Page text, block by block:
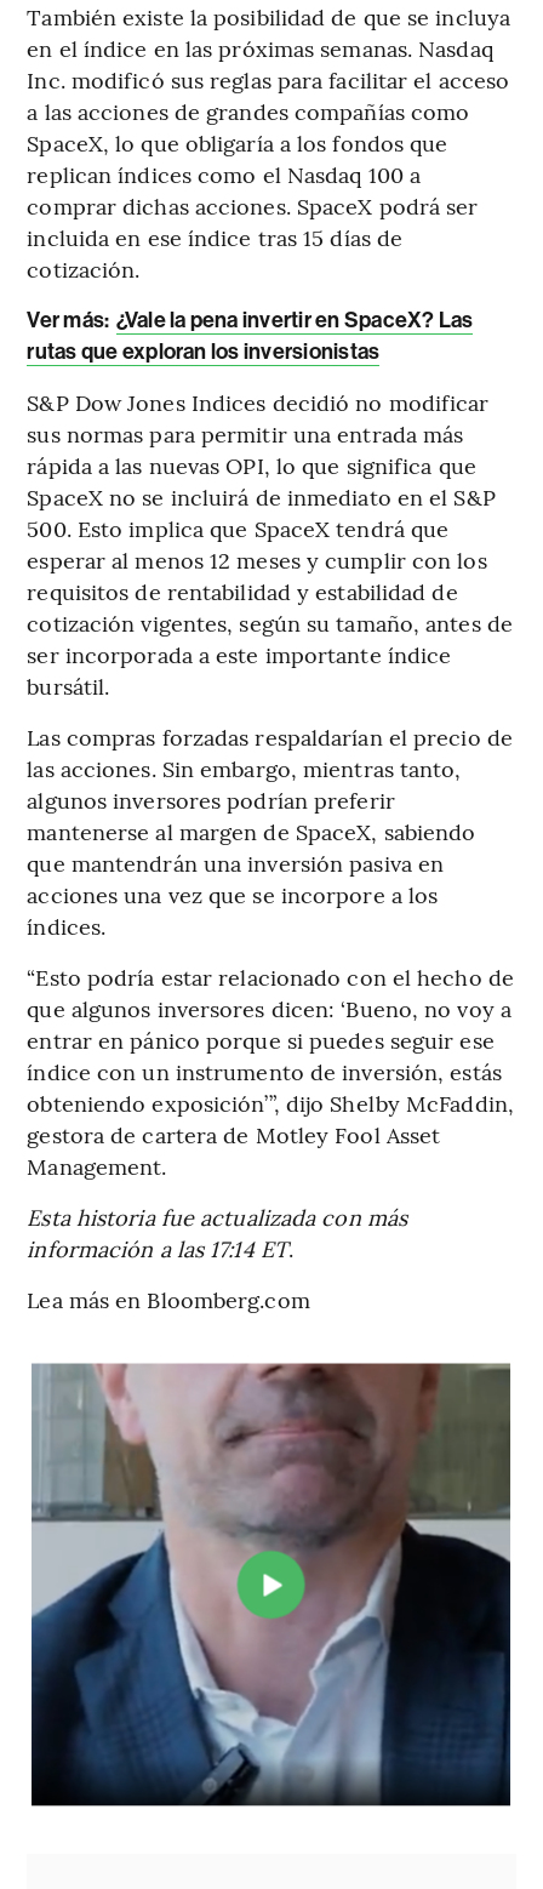
También existe la posibilidad de que se incluya
en el índice en las próximas semanas. Nasdaq
Inc. modificó sus reglas para facilitar el acceso
a las acciones de grandes compañías como
SpaceX, lo que obligaría a los fondos que
replican índices como el Nasdaq 100 a
comprar dichas acciones. SpaceX podrá ser
incluida en ese índice tras 15 días de
cotización.
Ver más: ¿Vale la pena invertir en SpaceX? Las
rutas que exploran los inversionistas
S&P Dow Jones Indices decidió no modificar
sus normas para permitir una entrada más
rápida a las nuevas OPI, lo que significa que
SpaceX no se incluirá de inmediato en el S&P
500. Esto implica que SpaceX tendrá que
esperar al menos 12 meses y cumplir con los
requisitos de rentabilidad y estabilidad de
cotización vigentes, según su tamaño, antes de
ser incorporada a este importante índice
bursátil.
Las compras forzadas respaldarían el precio de
las acciones. Sin embargo, mientras tanto,
algunos inversores podrían preferir
mantenerse al margen de SpaceX, sabiendo
que mantendrán una inversión pasiva en
acciones una vez que se incorpore a los
índices.
“Esto podría estar relacionado con el hecho de
que algunos inversores dicen: ‘Bueno, no voy a
entrar en pánico porque si puedes seguir ese
índice con un instrumento de inversión, estás
obteniendo exposición’”, dijo Shelby McFaddin,
gestora de cartera de Motley Fool Asset
Management.
Esta historia fue actualizada con más
información a las 17:14 ET.
Lea más en Bloomberg.com